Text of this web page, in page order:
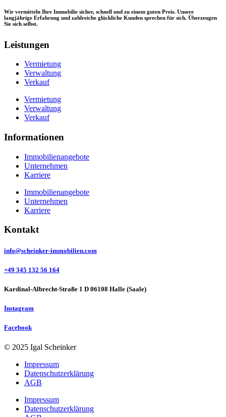
Wir vermitteln Ihre Immobilie sicher, schnell und zu einem guten Preis. Unsere
langjährige Erfahrung und zahlreiche glückliche Kunden sprechen für sich. Überzeugen
Sie sich selbst.
Leistungen
Vermietung
Verwaltung
Verkauf
Vermietung
Verwaltung
Verkauf
Informationen
Immobilienangebote
Unternehmen
Karriere
Immobilienangebote
Unternehmen
Karriere
Kontakt
info@scheinker-immobilien.com
+49 345 132 56 164
Kardinal-Albrecht-Straße 1 D 06108 Halle (Saale)
Instagram
Facebook
© 2025 Igal Scheinker
Impressum
Datenschutzerklärung
AGB
Impressum
Datenschutzerklärung